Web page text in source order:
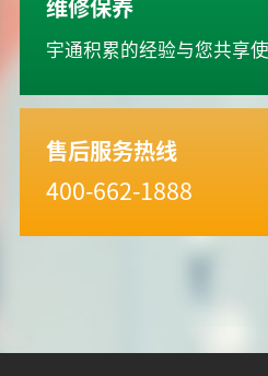
维修保养
宇通积累的经验与您共享
售后服务热线
400-662-1888